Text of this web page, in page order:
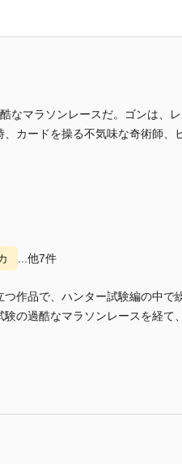
なマラソンレースだ。ゴンは、
カードを操る不気味な奇術師、
...他7件
作品で、ハンター試験編の中で
の過酷なマラソンレースを経て